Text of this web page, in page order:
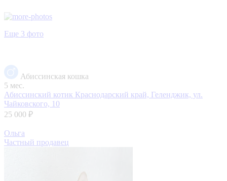
Еще 3 фото
Абиссинская кошка
5 мес.
Абиссинский котик Краснодарский край, Геленджик, ул.
Чайковского, 10
25 000 ₽
Ольга
Частный продавец